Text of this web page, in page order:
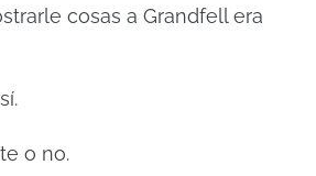
cosas a Grandfell era
o no.